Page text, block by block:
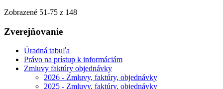
Zobrazené 51-75 z 148
Zverejňovanie
Úradná tabuľa
Právo na prístup k informáciám
Zmluvy faktúry objednávky
2026 - Zmluvy, faktúry, objednávky
2025 - Zmluvy, faktúry, objednávky